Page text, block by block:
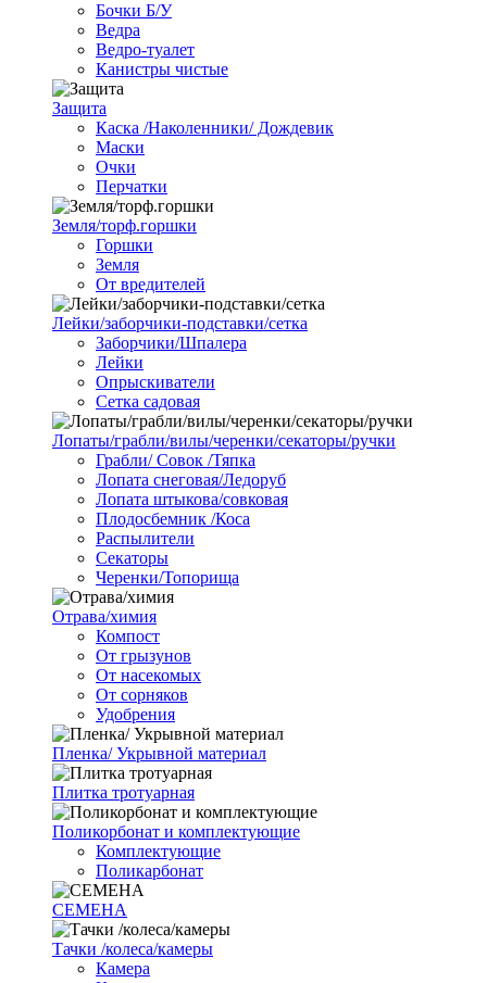
Бочки Б/У
Ведра
Ведро-туалет
Канистры чистые
Защита
Каска /Наколенники/ Дождевик
Маски
Очки
Перчатки
Земля/торф.горшки
Горшки
Земля
От вредителей
Лейки/заборчики-подставки/сетка
Заборчики/Шпалера
Лейки
Опрыскиватели
Сетка садовая
Лопаты/грабли/вилы/черенки/секаторы/ручки
Грабли/ Совок /Тяпка
Лопата снеговая/Ледоруб
Лопата штыкова/совковая
Плодосбемник /Коса
Распылители
Секаторы
Черенки/Топорища
Отрава/химия
Компост
От грызунов
От насекомых
От сорняков
Удобрения
Пленка/ Укрывной материал
Плитка тротуарная
Поликорбонат и комплектующие
Комплектующие
Поликарбонат
СЕМЕНА
Тачки /колеса/камеры
Камера